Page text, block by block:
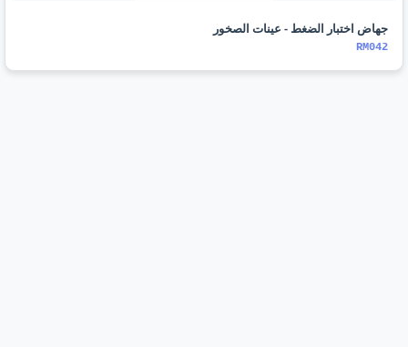
جهاض اختبار الضغط - عينات الصخور
RM042